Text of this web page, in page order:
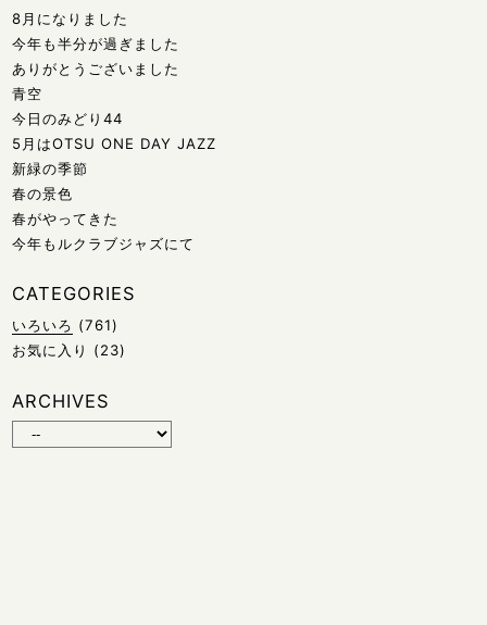
8月になりました
今年も半分が過ぎました
ありがとうございました
青空
今日のみどり44
5月はOTSU ONE DAY JAZZ
新緑の季節
春の景色
春がやってきた
今年もルクラブジャズにて
CATEGORIES
いろいろ (761)
お気に入り
(23)
ARCHIVES